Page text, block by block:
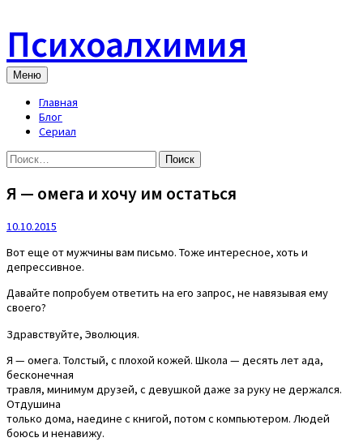
content
Психоалхимия
Меню
Главная
Блог
Сериал
Найти:
Я — омега и хочу им остаться
10.10.2015
Вот еще от мужчины вам письмо. Тоже интересное, хоть и
депрессивное.
Давайте попробуем ответить на его запрос, не навязывая ему
своего?
Здравствуйте, Эволюция.
Я — омега. Толстый, с плохой кожей. Школа — десять лет ада,
бесконечная
травля, минимум друзей, с девушкой даже за руку не держался.
Отдушина
только дома, наедине с книгой, потом с компьютером. Людей
боюсь и ненавижу.